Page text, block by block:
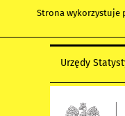
Strona wykorzystuje
Urzędy